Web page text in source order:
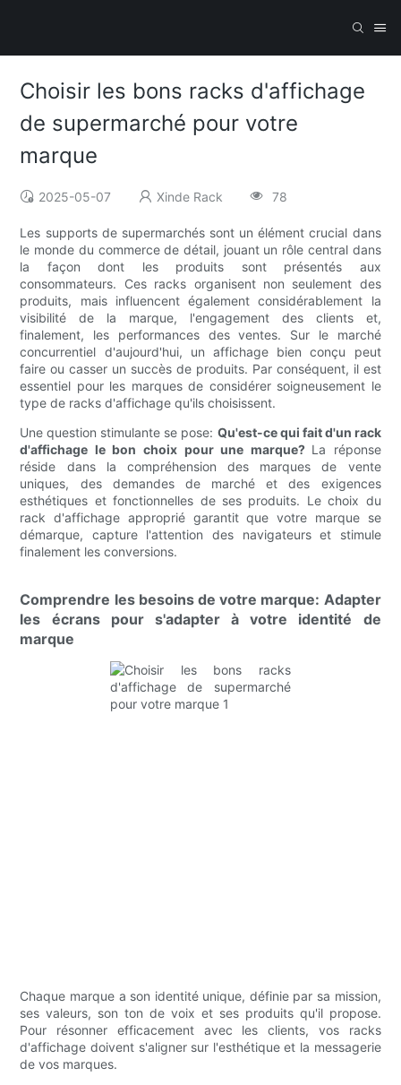
Choisir les bons racks d'affichage
de supermarché pour votre
marque
2025-05-07 Xinde Rack 78
Les supports de supermarchés sont un élément crucial dans
le monde du commerce de détail, jouant un rôle central dans
la façon dont les produits sont présentés aux
consommateurs. Ces racks organisent non seulement des
produits, mais influencent également considérablement la
visibilité de la marque, l'engagement des clients et,
finalement, les performances des ventes. Sur le marché
concurrentiel d'aujourd'hui, un affichage bien conçu peut
faire ou casser un succès de produits. Par conséquent, il est
essentiel pour les marques de considérer soigneusement le
type de racks d'affichage qu'ils choisissent.
Une question stimulante se pose: Qu'est-ce qui fait d'un rack
d'affichage le bon choix pour une marque? La réponse
réside dans la compréhension des marques de vente
uniques, des demandes de marché et des exigences
esthétiques et fonctionnelles de ses produits. Le choix du
rack d'affichage approprié garantit que votre marque se
démarque, capture l'attention des navigateurs et stimule
finalement les conversions.
Comprendre les besoins de votre marque: Adapter
les écrans pour s'adapter à votre identité de
marque
Chaque marque a son identité unique, définie par sa mission,
ses valeurs, son ton de voix et ses produits qu'il propose.
Pour résonner efficacement avec les clients, vos racks
d'affichage doivent s'aligner sur l'esthétique et la messagerie
de vos marques.